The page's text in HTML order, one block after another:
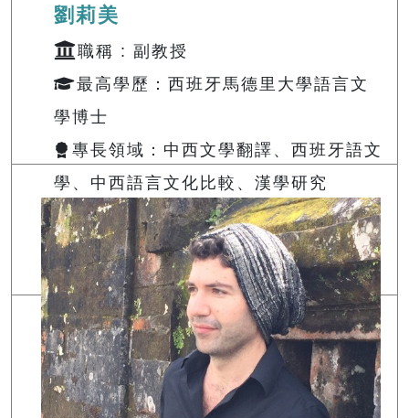
劉莉美
職稱 : 副教授
最高學歷：西班牙馬德里大學語言文
學博士
專長領域：中西文學翻譯、西班牙語文
學、中西語言文化比較、漢學研究
授課及駐校時間： 查詢
Email:148620@o365.tku.edu.tw